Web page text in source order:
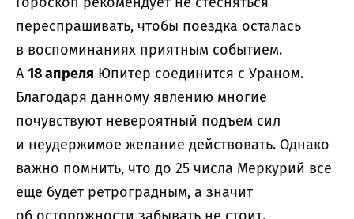
переспрашивать, чтобы поездка осталась
в воспоминаниях приятным событием.
А 18 апреля Юпитер соединится с Ураном.
Благодаря данному явлению многие
почувствуют невероятный подъем сил
и неудержимое желание действовать. Однако
важно помнить, что до 25 числа Меркурий все
еще будет ретроградным, а значит